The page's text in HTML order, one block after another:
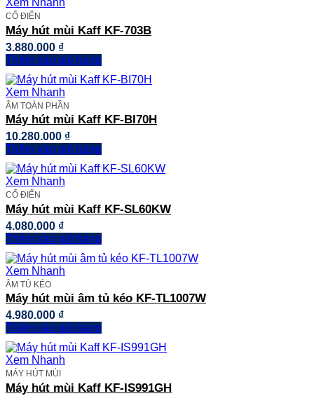
Xem Nhanh
CỔ ĐIỂN
Máy hút mùi Kaff KF-703B
3.880.000 ₫
Thêm vào giỏ hàng
Xem Nhanh
ÂM TOÀN PHẦN
Máy hút mùi Kaff KF-BI70H
10.280.000 ₫
Thêm vào giỏ hàng
Xem Nhanh
CỔ ĐIỂN
Máy hút mùi Kaff KF-SL60KW
4.080.000 ₫
Thêm vào giỏ hàng
Xem Nhanh
ÂM TỦ KÉO
Máy hút mùi âm tủ kéo KF-TL1007W
4.980.000 ₫
Thêm vào giỏ hàng
Xem Nhanh
MÁY HÚT MÙI
Máy hút mùi Kaff KF-IS991GH